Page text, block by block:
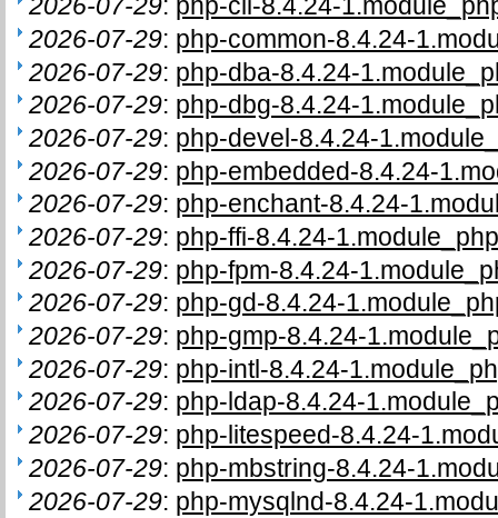
2026-07-29: php-cli-8.4.24-
2026-07-29: php-common-8.4.24-
2026-07-29: php-dba-8.4.24-
2026-07-29: php-dbg-8.4.24-
2026-07-29: php-devel-8.4.24-
2026-07-29: php-embedded-8.4.24-
2026-07-29: php-enchant-8.4.24-
2026-07-29: php-ffi-8.4.24-
2026-07-29: php-fpm-8.4.24-
2026-07-29: php-gd-8.4.24-
2026-07-29: php-gmp-8.4.24-
2026-07-29: php-intl-8.4.24-
2026-07-29: php-ldap-8.4.24-
2026-07-29: php-litespeed-8.4.24-
2026-07-29: php-mbstring-8.4.24-
2026-07-29: php-mysqlnd-8.4.24-